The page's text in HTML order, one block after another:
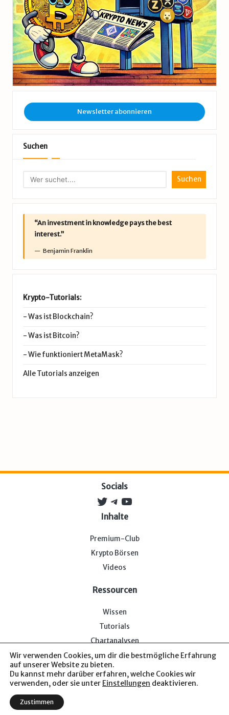
Newsletter abonnieren
Suchen
Suchen
“An investment in knowledge pays the best
interest.”
Benjamin Franklin
Krypto-Tutorials:
-Was ist Blockchain?
-Was ist Bitcoin?
-Wie funktioniert MetaMask?
Alle Tutorials anzeigen
Socials
Twitter
Telegram
YouTube
Inhalte
Premium-Club
Krypto Börsen
Videos
Ressourcen
Wissen
Tutorials
Chartanalysen
Wir verwenden Cookies, um dir die bestmögliche Erfahrung
auf unserer Website zu bieten.
Du kannst mehr darüber erfahren, welche Cookies wir
verwenden, oder sie unter Einstellungen deaktivieren.
Zustimmen